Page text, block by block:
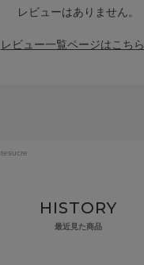
レビューはありません。
レビュー一覧ページはこちら
HISTORY
最近見た商品